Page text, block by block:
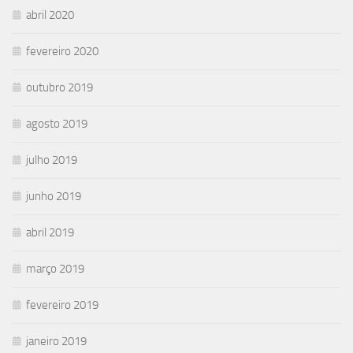
abril 2020
fevereiro 2020
outubro 2019
agosto 2019
julho 2019
junho 2019
abril 2019
março 2019
fevereiro 2019
janeiro 2019